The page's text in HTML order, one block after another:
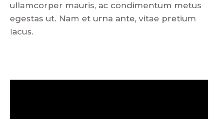
ullamcorper mauris, ac condimentum metus
egestas ut. Nam et urna ante, vitae pretium
lacus.